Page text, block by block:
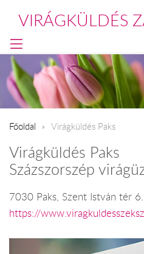
VIRÁGKÜLDÉS
Főoldal Virágküldés Paks
Virágküldés Paks
Százszorszép
7030 Paks, Szent István tér 6.
https://